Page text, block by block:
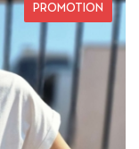
PROMOTION